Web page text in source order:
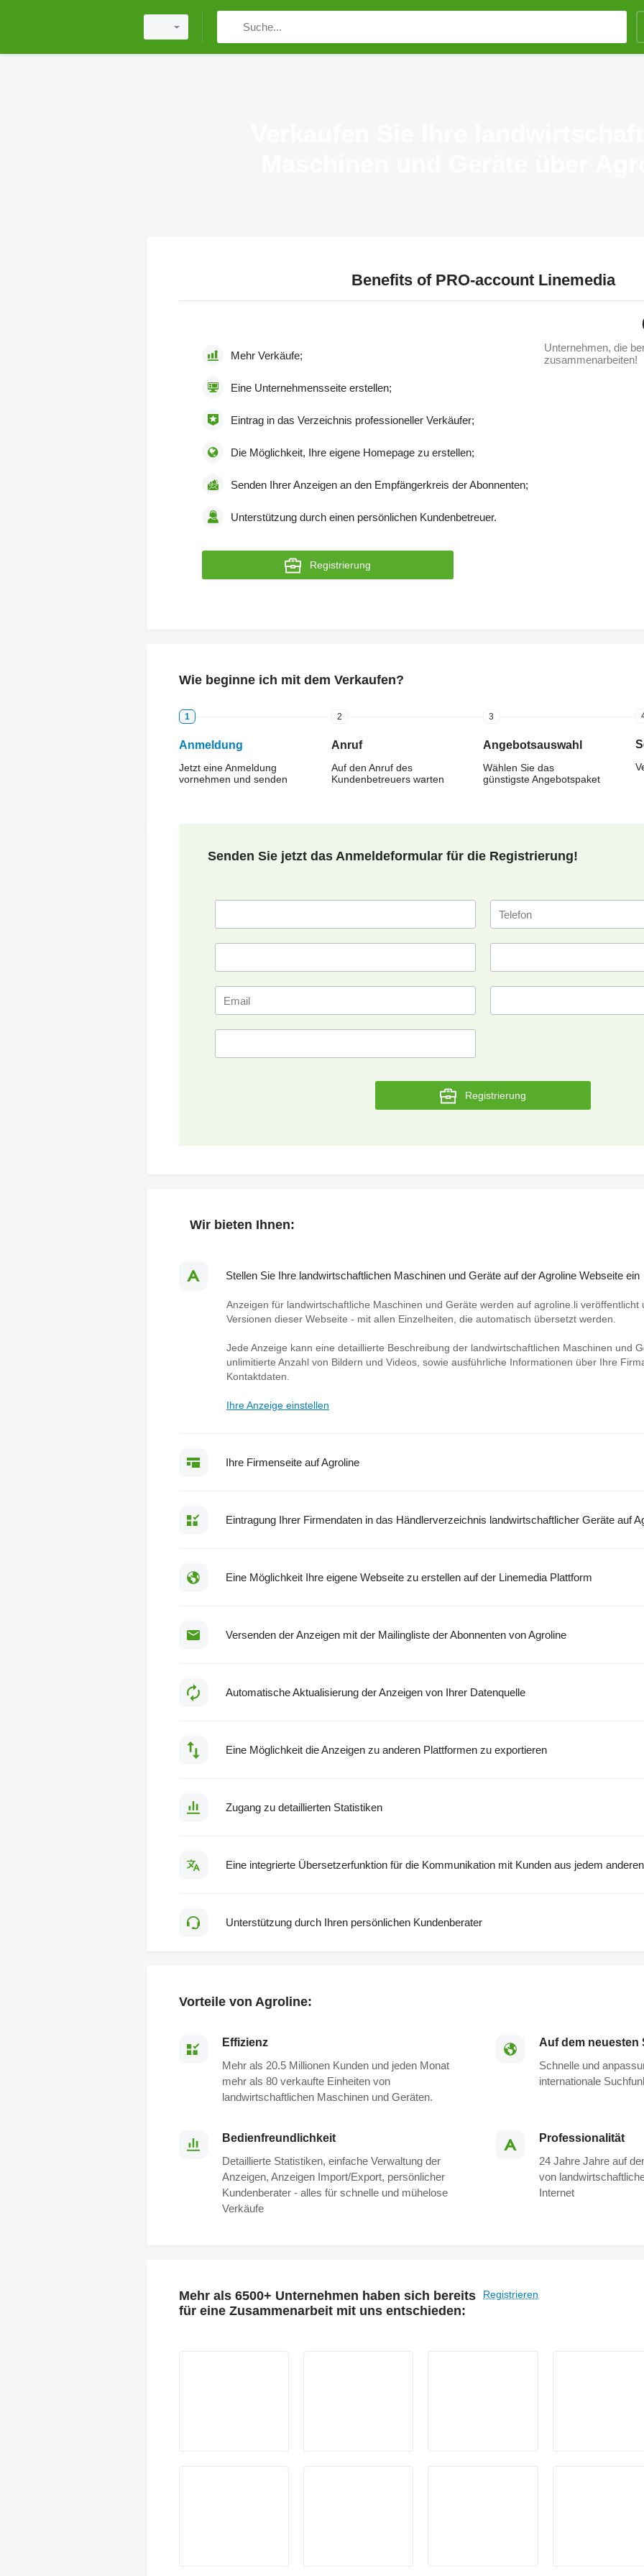
Benefits of PRO-account Linemedia
Mehr Verkäufe;
Eine Unternehmensseite erstellen;
Eintrag in das Verzeichnis professioneller Verkäufer;
Die Möglichkeit, Ihre eigene Homepage zu erstellen;
Senden Ihrer Anzeigen an den Empfängerkreis der Abonnenten;
Unterstützung durch einen persönlichen Kundenbetreuer.
Registrierung
Unternehmen, die
zusammenarbeiten!
Wie beginne ich mit dem Verkaufen?
1
Anmeldung
Jetzt eine Anmeldung
vornehmen und senden
2
Anruf
Auf den Anruf des
Kundenbetreuers warten
3
Angebotsauswahl
Wählen Sie das
günstigste Angebotspaket
Senden Sie jetzt das Anmeldeformular für die Registrierung!
Registrierung
Wir bieten Ihnen:
Stellen Sie Ihre landwirtschaftlichen Maschinen und Geräte auf der Agroline Webseite ein
Anzeigen für landwirtschaftliche Maschinen und Geräte werden auf agroline.li veröffentlicht
Versionen dieser Webseite - mit allen Einzelheiten, die automatisch übersetzt werden.
Jede Anzeige kann eine detaillierte Beschreibung der landwirtschaftlichen Maschinen und
unlimitierte Anzahl von Bildern und Videos, sowie ausführliche Informationen über Ihre
Kontaktdaten.
Ihre Anzeige einstellen
Ihre Firmenseite auf Agroline
Eintragung Ihrer Firmendaten in das Händlerverzeichnis landwirtschaftlicher Geräte auf
Eine Möglichkeit Ihre eigene Webseite zu erstellen auf der Linemedia Plattform
Versenden der Anzeigen mit der Mailingliste der Abonnenten von Agroline
Automatische Aktualisierung der Anzeigen von Ihrer Datenquelle
Eine Möglichkeit die Anzeigen zu anderen Plattformen zu exportieren
Zugang zu detaillierten Statistiken
Eine integrierte Übersetzerfunktion für die Kommunikation mit Kunden aus jedem
Unterstützung durch Ihren persönlichen Kundenberater
Vorteile von Agroline:
Effizienz
Mehr als 20.5 Millionen Kunden und jeden Monat
mehr als 80 verkaufte Einheiten von
landwirtschaftlichen Maschinen und Geräten.
Auf dem neuesten
Schnelle und
internationale
Bedienfreundlichkeit
Detaillierte Statistiken, einfache Verwaltung der
Anzeigen, Anzeigen Import/Export, persönlicher
Kundenberater - alles für schnelle und mühelose
Verkäufe
Professionalität
24 Jahre Jahre auf
von
Internet
Mehr als 6500+ Unternehmen haben sich bereits
für eine Zusammenarbeit mit uns entschieden:
Registrieren